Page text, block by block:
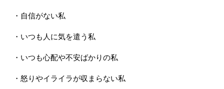
・自信がない私
・いつも人に気を遣う私
・いつも心配や不安ばかりの私
・怒りやイライラが収まらない私